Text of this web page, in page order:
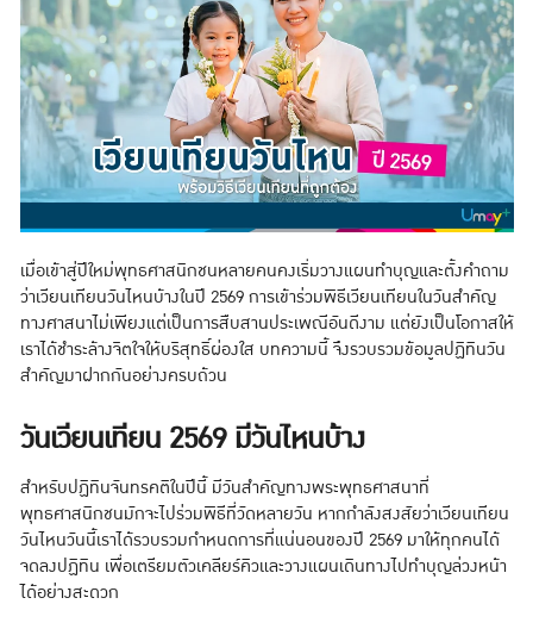
เมื่อเข้าสู่ปีใหม่พุทธศาสนิกชนหลายคนคงเริ่มวางแผนทำบุญและตั้งคำถาม
ว่าเวียนเทียนวันไหนบ้างในปี 2569 การเข้าร่วมพิธีเวียนเทียนในวันสำคัญ
ทางศาสนาไม่เพียงแต่เป็นการสืบสานประเพณีอันดีงาม แต่ยังเป็นโอกาสให้
เราได้ชำระล้างจิตใจให้บริสุทธิ์ผ่องใส บทความนี้ จึงรวบรวมข้อมูลปฏิทินวัน
สำคัญมาฝากกันอย่างครบถ้วน
วันเวียนเทียน 2569 มีวันไหนบ้าง
สำหรับปฏิทินจันทรคติในปีนี้ มีวันสำคัญทางพระพุทธศาสนาที่
พุทธศาสนิกชนมักจะไปร่วมพิธีที่วัดหลายวัน หากกำลังสงสัยว่าเวียนเทียน
วันไหนวันนี้เราได้รวบรวมกำหนดการที่แน่นอนของปี 2569 มาให้ทุกคนได้
จดลงปฏิทิน เพื่อเตรียมตัวเคลียร์คิวและวางแผนเดินทางไปทำบุญล่วงหน้า
ได้อย่างสะดวก